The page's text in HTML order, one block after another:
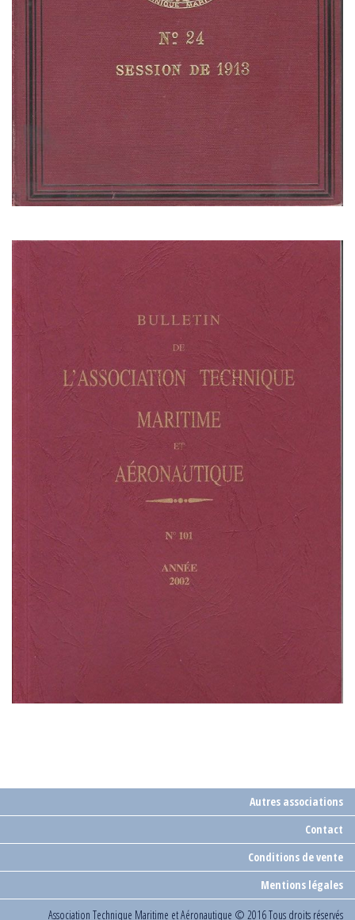
Autres associations
Contact
Conditions de vente
Mentions légales
Association Technique Maritime et Aéronautique © 2016 Tous droits réservés